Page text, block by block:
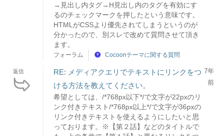
→見出し内タグ→H見出し内のタグを有効にす
るのチェックマークを押したという意味です。
HTMLがCSSより優先されてしまうというのが
分かったので、別スレで改めて質問させて頂き
ます。
フォーラム Cocoonテーマに関する質問
返信
RE: メディアクエリでテキストにリンクをつ
ける方法を教えてください。
希望としては、/*768px以下*/で文字が22pxのリ
ンク付きテキスト/*768px以上*/で文字が36pxの
リンク付きテキストを使えるようにしたいと思
っております。※【第２話】などのタイトルで
7年
前